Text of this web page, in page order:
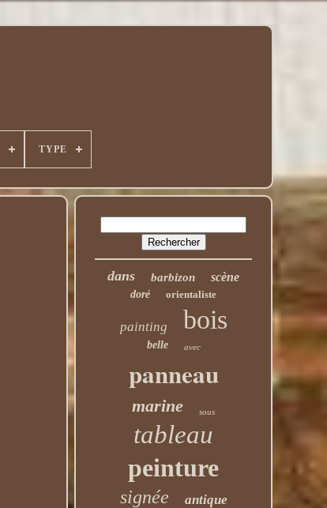
TYPE
dans barbizon scène
doré orientaliste
painting bois
belle avec
panneau
marine sous
tableau
peinture
signée antique